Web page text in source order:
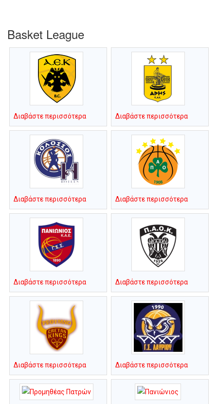
Basket League
Διαβάστε περισσότερα Διαβάστε περισσότερα
Διαβάστε περισσότερα Διαβάστε περισσότερα
Διαβάστε περισσότερα Διαβάστε περισσότερα
Διαβάστε περισσότερα Διαβάστε περισσότερα